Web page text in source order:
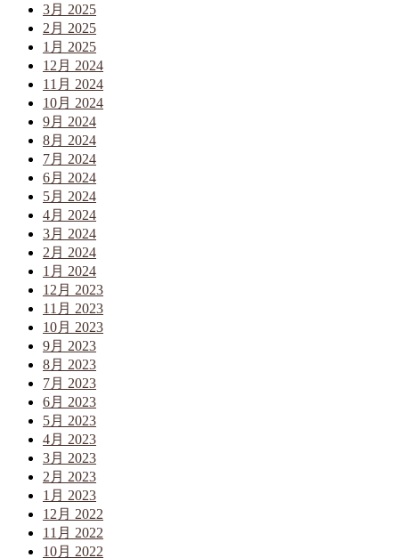
3月 2025
2月 2025
1月 2025
12月 2024
11月 2024
10月 2024
9月 2024
8月 2024
7月 2024
6月 2024
5月 2024
4月 2024
3月 2024
2月 2024
1月 2024
12月 2023
11月 2023
10月 2023
9月 2023
8月 2023
7月 2023
6月 2023
5月 2023
4月 2023
3月 2023
2月 2023
1月 2023
12月 2022
11月 2022
10月 2022